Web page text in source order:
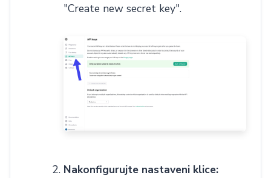
"Create new secret key".
Nakonfigurujte nastaveni klice: